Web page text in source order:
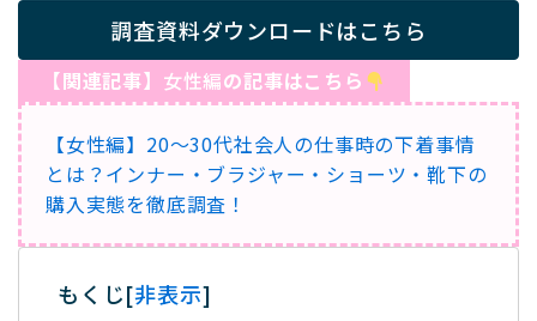
調査資料ダウンロードはこちら
【関連記事】 女性編の記事はこちら
【女性編】20～30代社会人の仕事時の下着事情
とは？インナー・ブラジャー・ショーツ・靴下の
購入実態を徹底調査！
もくじ[非表示]